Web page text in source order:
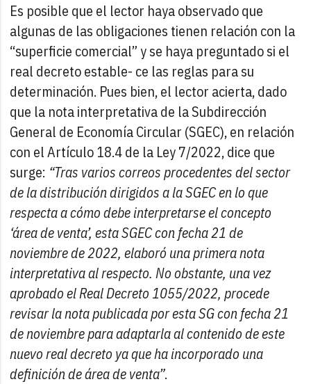
Es posible que el lector haya observado que
algunas de las obligaciones tienen relación con la
“superficie comercial” y se haya preguntado si el
real decreto estable- ce las reglas para su
determinación. Pues bien, el lector acierta, dado
que la nota interpretativa de la Subdirección
General de Economía Circular (SGEC), en relación
con el Artículo 18.4 de la Ley 7/2022, dice que
surge: “Tras varios correos procedentes del sector
de la distribución dirigidos a la SGEC en lo que
respecta a cómo debe interpretarse el concepto
‘área de venta’, esta SGEC con fecha 21 de
noviembre de 2022, elaboró una primera nota
interpretativa al respecto. No obstante, una vez
aprobado el Real Decreto 1055/2022, procede
revisar la nota publicada por esta SG con fecha 21
de noviembre para adaptarla al contenido de este
nuevo real decreto ya que ha incorporado una
definición de área de venta”.